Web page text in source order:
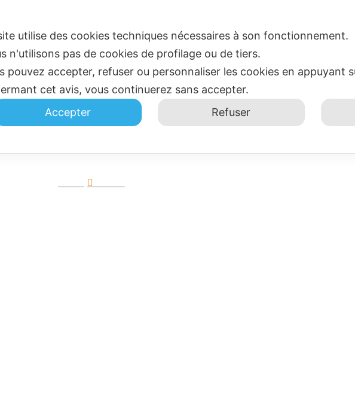
ACCUEILBLOGCONTACT A PROPOS DU
hôtel
Home Archive
utilise des cookies techniques nécessaires à son fonctionnement.
n'utilisons pas de cookies de profilage ou de tiers.
pouvez accepter, refuser ou personnaliser les cookies en appuyant
cet avis, vous continuerez sans accepter.
Accepter
Refuser